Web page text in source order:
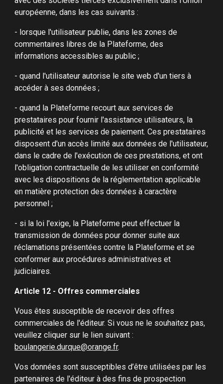
européenne, dans les cas suivants :
- lorsque l'utilisateur publie, dans les zones de
commentaires libres de la Plateforme, des
informations accessibles au public ;
- quand l'utilisateur autorise le site web d'un tiers à
accéder à ses données ;
- quand la Plateforme recourt aux services de
prestataires pour fournir l'assistance utilisateurs, la
publicité et les services de paiement. Ces prestataires
disposent d'un accès limité aux données de l'utilisateur,
dans le cadre de l'exécution de ces prestations, et ont
l'obligation contractuelle de les utiliser en conformité
avec les dispositions de la réglementation applicable
en matière protection des données à caractère
personnel ;
- si la loi l'exige, la Plateforme peut effectuer la
transmission de données pour donner suite aux
réclamations présentées contre la Plateforme et se
conformer aux procédures administratives et
judiciaires.
Article 12 - Offres commerciales
Vous êtes susceptible de recevoir des offres
commerciales de l'éditeur. Si vous ne le souhaitez pas,
veuillez cliquer sur le lien suivant :
boulangerie.durque@orange.fr.
Vos données sont susceptibles d’être utilisées par les
partenaires de l'éditeur à des fins de prospection